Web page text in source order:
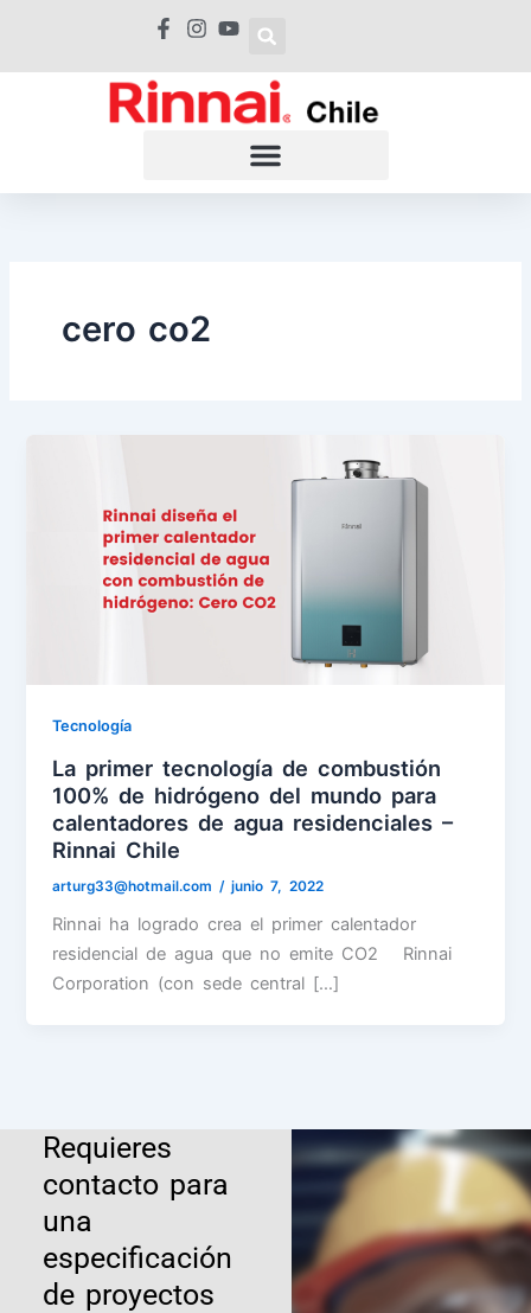
contenido
cero co2
Tecnología
La primer tecnología de combustión
100% de hidrógeno del mundo para
calentadores de agua residenciales –
Rinnai Chile
arturg33@hotmail.com /junio 7, 2022
Rinnai ha logrado crea el primer calentador
residencial de agua que no emite CO2 Rinnai
Corporation (con sede central […]
Requieres
contacto para
una
especificación
de proyectos